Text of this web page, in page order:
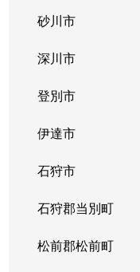
砂川市
深川市
登別市
伊達市
石狩市
石狩郡当別町
松前郡松前町